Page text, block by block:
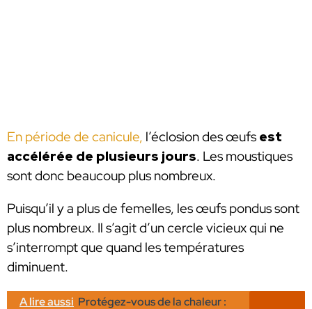
En période de canicule, l’éclosion des œufs est
accélérée de plusieurs jours. Les moustiques
sont donc beaucoup plus nombreux.
Puisqu’il y a plus de femelles, les œufs pondus sont
plus nombreux. Il s’agit d’un cercle vicieux qui ne
s’interrompt que quand les températures
diminuent.
A lire aussi Protégez-vous de la chaleur :